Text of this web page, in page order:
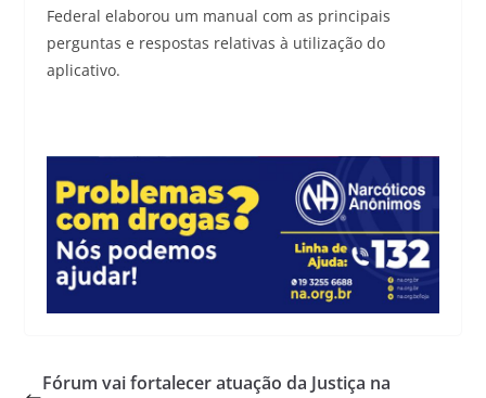
Federal elaborou um manual com as principais
perguntas e respostas relativas à utilização do
aplicativo.
Fórum vai fortalecer atuação da Justiça na